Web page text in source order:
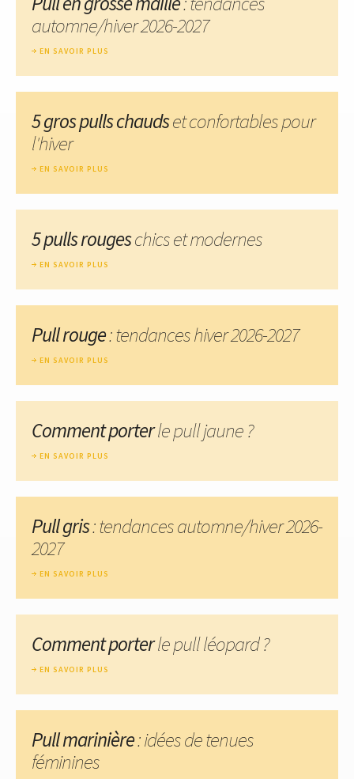
automne/hiver 2026-2027
EN SAVOIR PLUS
5 gros pulls chaudset confortables pour
l'hiver
EN SAVOIR PLUS
5 pulls rougeschics et modernes
EN SAVOIR PLUS
Pull rouge: tendances hiver 2026-2027
EN SAVOIR PLUS
Comment porterle pull jaune ?
EN SAVOIR PLUS
Pull gris: tendances automne/hiver 2026-
2027
EN SAVOIR PLUS
Comment porterle pull léopard ?
EN SAVOIR PLUS
Pull marinière: idées de tenues
féminines